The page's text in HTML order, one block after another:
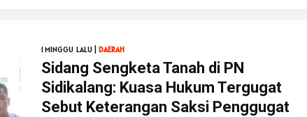
1 MINGGU LALU | DAERAH
Sidang Sengketa Tanah di PN
Sidikalang: Kuasa Hukum Tergugat
Sebut Keterangan Saksi Penggugat